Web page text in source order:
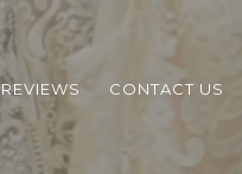
REVIEWS CONTACT US